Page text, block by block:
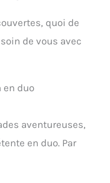
quoi de
de vous avec
en duo
aventureuses,
en duo. Par